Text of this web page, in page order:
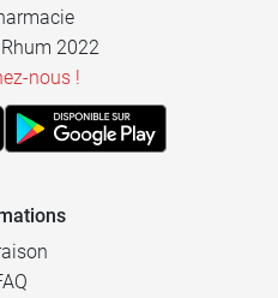
2022
nous !